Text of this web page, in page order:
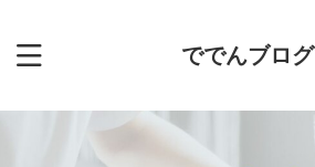
ででんブログ